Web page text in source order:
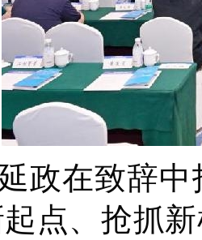
政在致辞
起点、抢抓